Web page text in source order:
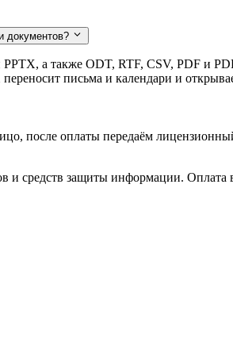
документов?
а также ODT, RTF, CSV, PDF и
письма и календари и
после оплаты передаём
и средств защиты информации. Оплата